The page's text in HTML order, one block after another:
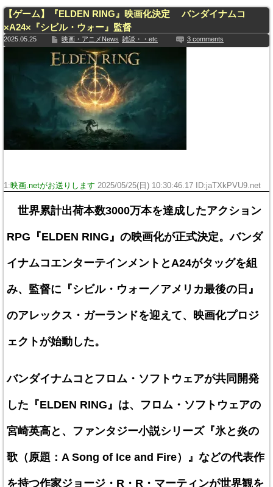
【ゲーム】『ELDEN RING』映画化決定 バンダイナムコ
×A24×『シビル・ウォー』監督
2025.05.25 映画・アニメNews 雑談・・etc 3 comments
1:映画.netがお送りします 2025/05/25(日) 10:30:46.17 ID:jaTXkPVU9.net
世界累計出荷本数3000万本を達成したアクション
RPG『ELDEN RING』の映画化が正式決定。バンダ
イナムコエンターテインメントとA24がタッグを組
み、監督に『シビル・ウォー／アメリカ最後の日』
のアレックス・ガーランドを迎えて、映画化プロジ
ェクトが始動した。
バンダイナムコとフロム・ソフトウェアが共同開発
した『ELDEN RING』は、フロム・ソフトウェアの
宮崎英高と、ファンタジー小説シリーズ『氷と炎の
歌（原題：A Song of Ice and Fire）』などの代表作
を持つ作家ジョージ・R・R・マーティンが世界観を